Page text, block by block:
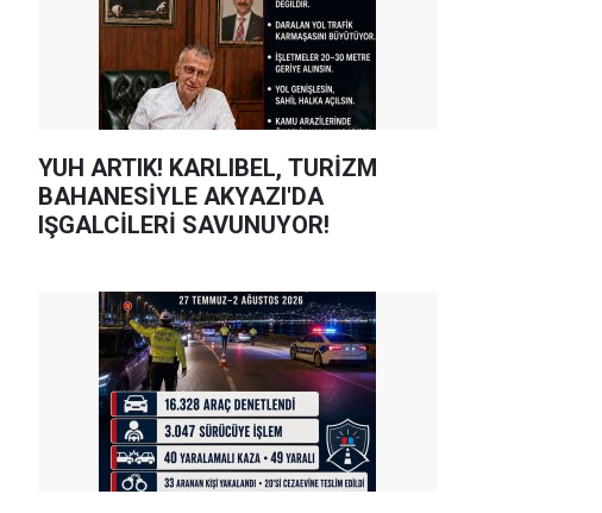
YUH ARTIK! KARLIBEL, TURİZM
BAHANESİYLE AKYAZI'DA
IŞGALCİLERİ SAVUNUYOR!